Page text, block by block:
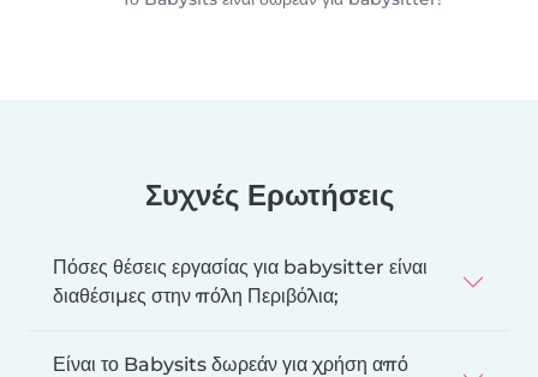
Συχνές Ερωτήσεις
Πόσες θέσεις εργασίας για babysitter είναι
διαθέσιμες στην πόλη Περιβόλια;
Είναι το Babysits δωρεάν για χρήση από